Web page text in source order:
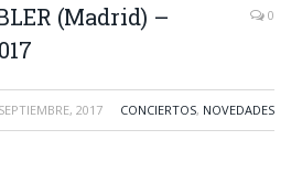
(Madrid) –
0
2017 CONCIERTOS, NOVEDADES